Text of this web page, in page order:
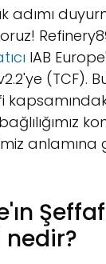
adımı
IAB
(TCF).
anlamına
nedir?